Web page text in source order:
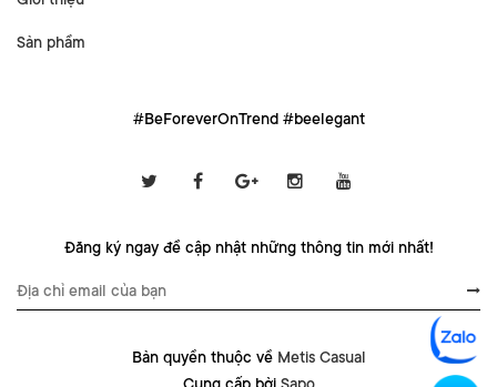
Sản phẩm
#BeForeverOnTrend #beelegant
Đăng ký ngay để cập nhật những thông tin mới nhất!
Bản quyền thuộc về Metis Casual